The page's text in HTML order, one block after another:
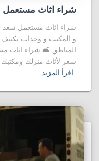
شراء اثاث مستعمل
شراء اثاث مستعمل سعد
المناطق 🛋️ شراء اثاث
سعر لأثاث منزلك
اقرأ المزيد